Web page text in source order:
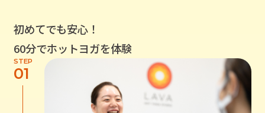
初めてでも安心！
60分でホットヨガを体験
STEP
01